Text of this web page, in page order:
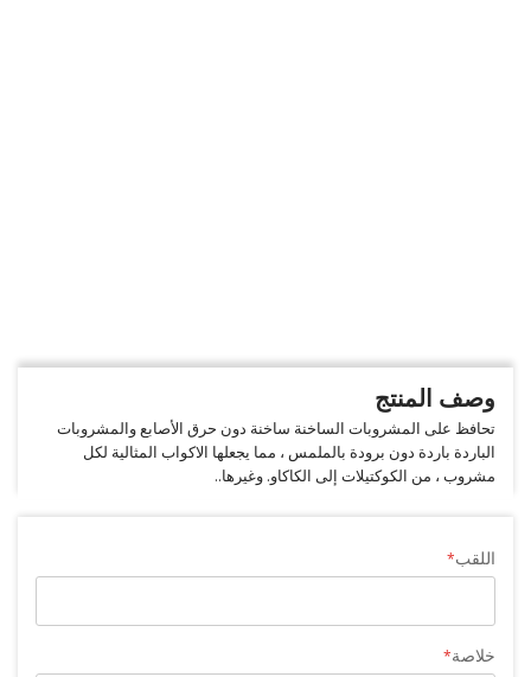
وصف المنتج
تحافظ على المشروبات الساخنة ساخنة دون حرق الأصابع والمشروبات
الباردة باردة دون برودة بالملمس ، مما يجعلها الاكواب المثالية لكل
مشروب ، من الكوكتيلات إلى الكاكاو. وغيرها..
اللقب
خلاصة